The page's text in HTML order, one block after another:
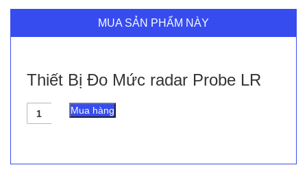
MUA SẢN PHẨM NÀY
Thiết Bị Đo Mức radar Probe LR
Thiết
Bị
Mua hàng